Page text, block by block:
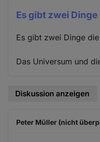
Es gibt zwei Dinge
Es gibt zwei Dinge
Das Universum und
Diskussion anzeigen
Peter Müller (nicht